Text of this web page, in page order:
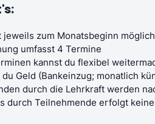
jeweils zum Monatsbeginn möglich
umfasst 4 Termine
kannst du flexibel
Geld (Bankeinzug; monatlich
durch die Lehrkraft werden
durch Teilnehmende erfolgt